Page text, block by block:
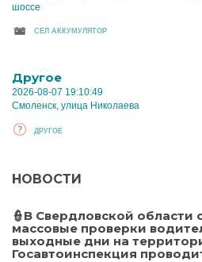
шоссе
CЕЛ АККУМУЛЯТОР
Другое
2026-08-07 19:10:49
Смоленск, улица Николаева
ДРУГОЕ
НОВОСТИ
👮В Свердловской области
массовые проверки
выходные дни на
Госавтоинспекция